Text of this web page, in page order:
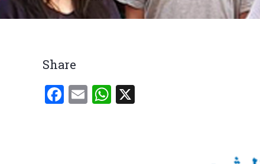
Breadcrumb
Share
Facebook
EmailWhatsApp